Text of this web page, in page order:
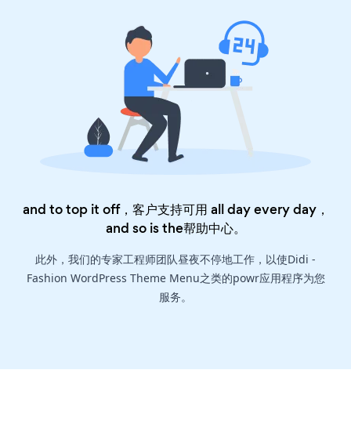
and to top it off，客户支持可用 all day every day，
and so is the帮助中心。
此外，我们的专家工程师团队昼夜不停地工作，以使Didi -
Fashion WordPress Theme Menu之类的powr应用程序为您
服务。